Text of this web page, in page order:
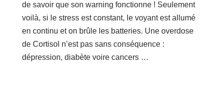
de savoir que son warning fonctionne ! Seulement
voilà, si le stress est constant, le voyant est allumé
en continu et on brûle les batteries. Une overdose
de Cortisol n’est pas sans conséquence :
dépression, diabète voire cancers …